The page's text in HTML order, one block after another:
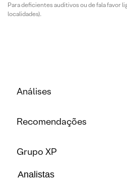
Para deficientes auditivos ou de fala favor
localidades).
Análises
Recomendações
Grupo XP
Analistas